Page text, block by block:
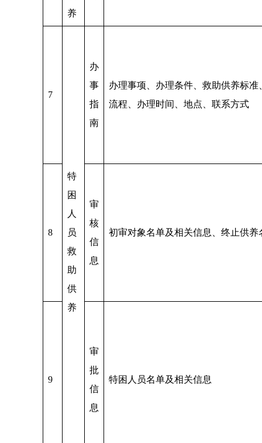
养
7
特
困
人
员
救
助
供
养
办
事
指
南
办理事项、办理条件、救助供养标准
流程、办理时间、地点、联系方式
8
审
核
信
息
初审对象名单及相关信息、终止供养
9
审
批
信
息
特困人员名单及相关信息